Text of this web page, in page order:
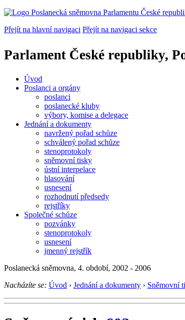
Přejít na hlavní navigaci Přejít na navigaci sekce
Parlament České republiky,
Úvod
Poslanci a orgány
poslanci
poslanecké kluby
výbory, komise a delegace
Jednání a dokumenty
navržený pořad schůze
schválený pořad schůze
stenoprotokoly
sněmovní tisky
ústní interpelace
hlasování
usnesení
rozhodnutí předsedy
rejstříky
Společné schůze
pozvánky
stenoprotokoly
usnesení
jmenný rejstřík
Poslanecká sněmovna, 4. období, 2002 - 2006
Nacházíte se: Úvod › Jednání a dokumenty › Sněmovní